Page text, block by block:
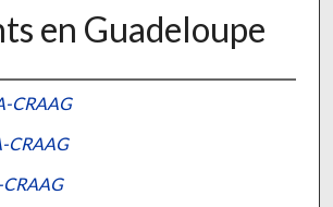
en Guadeloupe
Information
CRAAG
CRAAG